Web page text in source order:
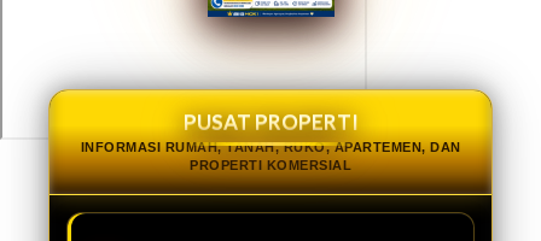
PUSAT PROPERTI
INFORMASI RUMAH, TANAH, RUKO, APARTEMEN, DAN
PROPERTI KOMERSIAL